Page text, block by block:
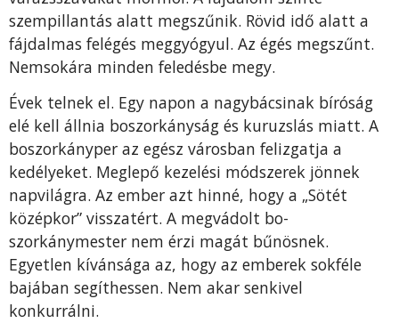
szempillantás alatt megszűnik. Rövid idő alatt a
fájdalmas felégés meggyógyul. Az égés megszűnt.
Nemsokára minden feledésbe megy.
Évek telnek el. Egy napon a nagybácsinak bíróság
elé kell állnia boszorkányság és kuruzslás miatt. A
boszorkányper az egész városban felizgatja a
kedélyeket. Meg­lepő kezelési módszerek jönnek
napvilágra. Az ember azt hinné, hogy a „Sötét
középkor” visszatért. A megvádolt bo­
szorkánymester nem érzi magát bűnösnek.
Egyetlen kí­vánsága az, hogy az emberek sokféle
bajában segíthes­sen. Nem akar senkivel
konkurrálni.